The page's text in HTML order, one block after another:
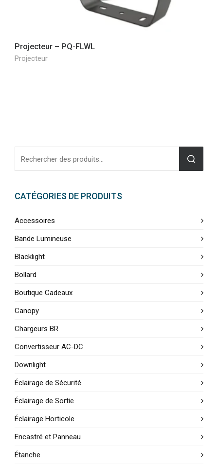
Projecteur – PQ-FLWL
Projecteur
CATÉGORIES DE PRODUITS
Accessoires
Bande Lumineuse
Blacklight
Bollard
Boutique Cadeaux
Canopy
Chargeurs BR
Convertisseur AC-DC
Downlight
Éclairage de Sécurité
Éclairage de Sortie
Éclairage Horticole
Encastré et Panneau
Étanche